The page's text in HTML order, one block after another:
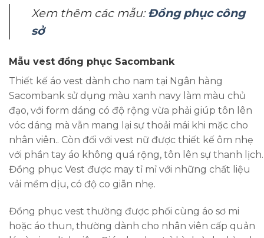
Xem thêm các mẫu:Đồng phục công
sở
Mẫu vest đồng phục Sacombank
Thiết kế áo vest dành cho nam tại Ngân hàng
Sacombank sử dụng màu xanh navy làm màu chủ
đạo, với form dáng có độ rộng vừa phải giúp tôn lên
vóc dáng mà vẫn mang lại sự thoải mái khi mặc cho
nhân viên.. Còn đối với vest nữ được thiết kế ôm nhẹ
với phần tay áo không quá rộng, tôn lên sự thanh lịch.
Đồng phục Vest được may tỉ mỉ với những chất liệu
vải mềm dịu, có độ co giãn nhẹ.
Đồng phục vest thường được phối cùng áo sơ mi
hoặc áo thun, thường dành cho nhân viên cấp quản